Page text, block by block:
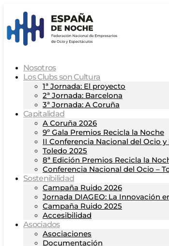
Nosotros
Los Clubs son Cultura
1ª Jornada: El proyecto
2ª Jornada: Barcelona
3ª Jornada: A Coruña
Capitalidad
A Coruña 2026
9º Gala Premios Recicla la Noche
II Conferencia Nacional del Ocio
Toledo 2025
8ª Edición Premios Recicla la
Conferencia Nacional del Ocio –
Sostenibilidad
Campaña Ruido 2026
Jornada DIAGEO: La Innovación
Campaña Ruido 2025
Accesibilidad
Asociados
Asociaciones
Documentación